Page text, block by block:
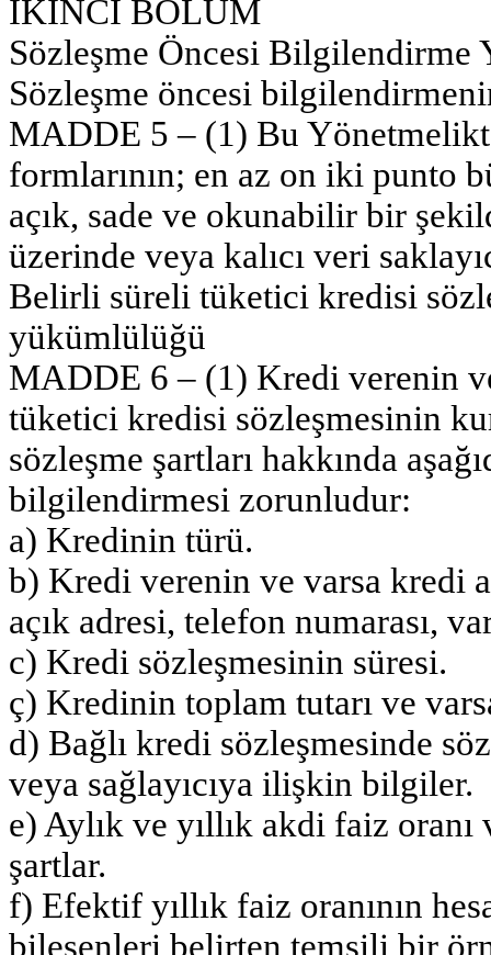
İKİNCİ BÖLÜM
Sözleşme Öncesi Bilgilendirme
Sözleşme öncesi
MADDE 5 – (1) Bu
formlarının; en az on iki punto
açık, sade ve okunabilir bir
üzerinde veya kalıcı veri
Belirli süreli tüketici kredisi
yükümlülüğü
MADDE 6 – (1) Kredi verenin
tüketici kredisi sözleşmesinin
sözleşme şartları hakkında
bilgilendirmesi zorunludur:
a) Kredinin türü.
b) Kredi verenin ve varsa kredi
açık adresi, telefon numarası,
c) Kredi sözleşmesinin süresi.
ç) Kredinin toplam tutarı ve
d) Bağlı kredi sözleşmesinde
veya sağlayıcıya ilişkin bilgiler.
e) Aylık ve yıllık akdi faiz
şartlar.
f) Efektif yıllık faiz oranının
bileşenleri belirten temsili bir